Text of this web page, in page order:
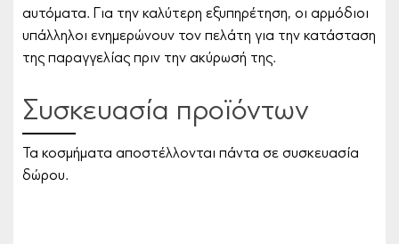
αυτόματα. Για την καλύτερη εξυπηρέτηση, οι αρμόδιοι
υπάλληλοι ενημερώνουν τον πελάτη για την κατάσταση
της παραγγελίας πριν την ακύρωσή της.
Συσκευασία προϊόντων
Τα κοσμήματα αποστέλλονται πάντα σε συσκευασία
δώρου.